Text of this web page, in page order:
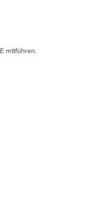
mitführen.